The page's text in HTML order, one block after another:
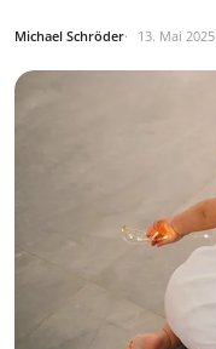
Michael Schröder 13. Mai 2025